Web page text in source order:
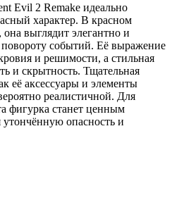
Evil 2 Remake идеально
характер. В красном
выглядит элегантно и
событий. Её выражение
и решимости, а стильная
и скрытность. Тщательная
её аксессуары и элементы
реалистичной. Для
фигурка станет ценным
опасность и